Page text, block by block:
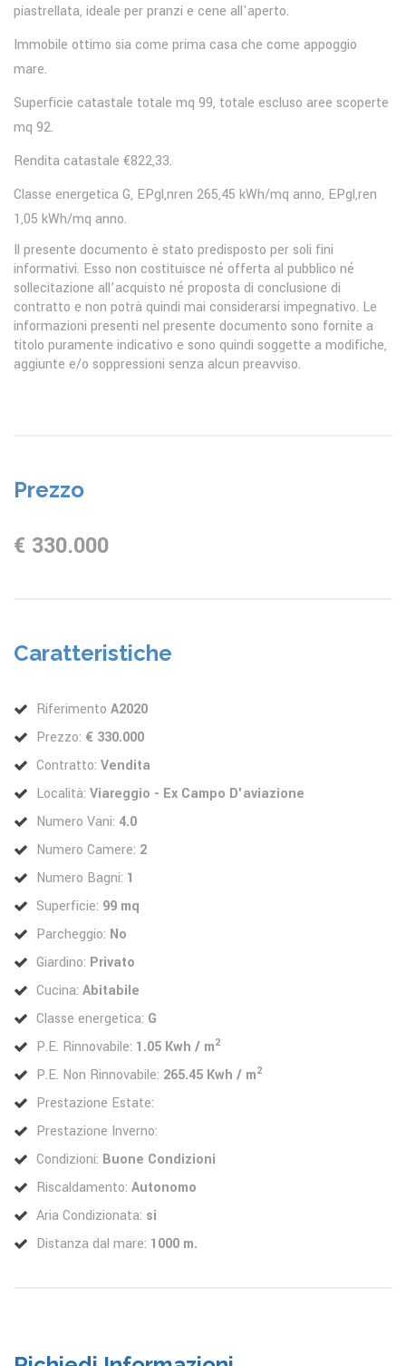
piastrellata, ideale per pranzi e cene all'aperto.
Immobile ottimo sia come prima casa che come appoggio
mare.
Superficie catastale totale mq 99, totale escluso aree scoperte
mq 92.
Rendita catastale €822,33.
Classe energetica G, EPgl,nren 265,45 kWh/mq anno, EPgl,ren
1,05 kWh/mq anno.
Il presente documento è stato predisposto per soli fini
informativi. Esso non costituisce né offerta al pubblico né
sollecitazione all’acquisto né proposta di conclusione di
contratto e non potrà quindi mai considerarsi impegnativo. Le
informazioni presenti nel presente documento sono fornite a
titolo puramente indicativo e sono quindi soggette a modifiche,
aggiunte e/o soppressioni senza alcun preavviso.
Prezzo
€ 330.000
Caratteristiche
Riferimento A2020
Prezzo: € 330.000
Contratto: Vendita
Località: Viareggio - Ex Campo D'aviazione
Numero Vani: 4.0
Numero Camere: 2
Numero Bagni: 1
Superficie: 99 mq
Parcheggio: No
Giardino: Privato
Cucina: Abitabile
Classe energetica: G
P.E. Rinnovabile: 1.05 Kwh / m2
P.E. Non Rinnovabile: 265.45 Kwh / m2
Prestazione Estate:
Prestazione Inverno:
Condizioni: Buone Condizioni
Riscaldamento: Autonomo
Aria Condizionata: si
Distanza dal mare: 1000 m.